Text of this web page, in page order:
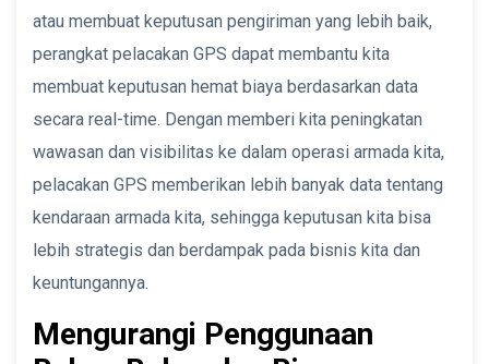
atau membuat keputusan pengiriman yang lebih baik,
perangkat pelacakan GPS dapat membantu kita
membuat keputusan hemat biaya berdasarkan data
secara real-time. Dengan memberi kita peningkatan
wawasan dan visibilitas ke dalam operasi armada kita,
pelacakan GPS memberikan lebih banyak data tentang
kendaraan armada kita, sehingga keputusan kita bisa
lebih strategis dan berdampak pada bisnis kita dan
keuntungannya.
Mengurangi Penggunaan